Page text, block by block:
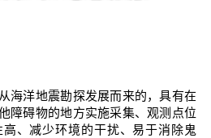
海洋地震勘探发展而来的，具有在
障碍物的地方实施采集、观测点位
、减少环境的干扰、易于消除鬼